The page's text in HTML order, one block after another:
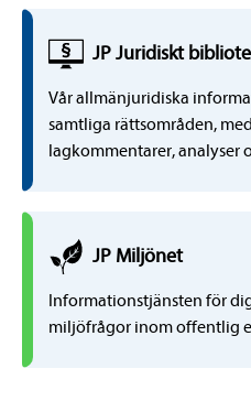
JP Juridiskt
Vår allmänjuridiska
samtliga rättsområden,
lagkommentarer, analyser
JP Miljönet
Informationstjänsten för
miljöfrågor inom offentlig